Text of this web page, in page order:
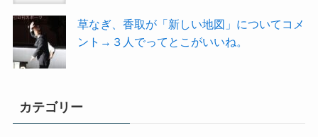
草なぎ、香取が「新しい地図」についてコメ
ント→３人でってとこがいいね。
カテゴリー